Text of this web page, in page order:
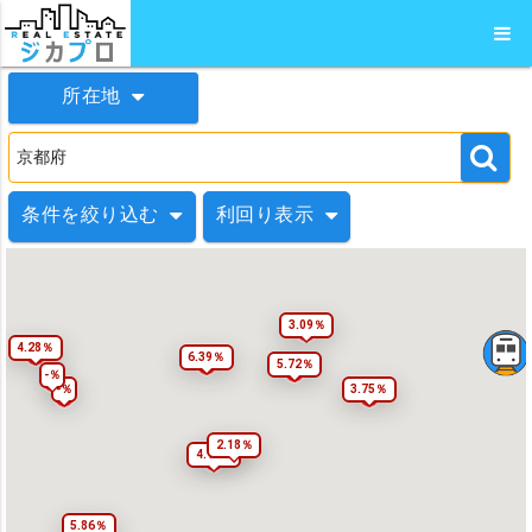
所在地
条件を絞り込む 利回り表示
4.17％
2.18％
5.86％
5.72％
3.75％
6.39％
3.09％
-％
-％
4.28％